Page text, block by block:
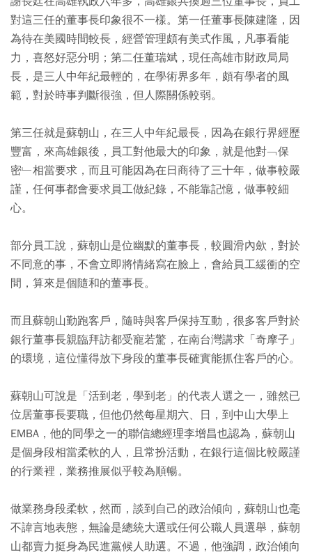
對這三任的董事長印象很不一樣。第一任董事長陳建隆，因
為待在美國時間較長，經營管理頗有美式作風，凡事看能
力，喜怒好惡分明；第二任董瑞斌，現任高雄市財政局局
長，是三人中年紀最輕的，在學術界多年，頗有學者的風
範，對於時事判斷很強，但人際關係較弱。
第三任就是蘇朝山，在三人中年紀最長，因為在銀行界經歷
豐富，來高雄銀後，員工對他最大的印象，就是他對﹁保
密﹂相當要求，而且可能因為在日商待了三十年，做事較嚴
謹，任何事都會要求員工做紀錄，不能靠記憶，做事較細
心。
部分員工說，蘇朝山是位幽默的董事長，較圓滑內歛，對於
不同意的事，不會立即將情緒寫在臉上，會給員工緩衝的空
間，算來是個隨和的董事長。
而且蘇朝山勤跑客戶，隨時與客戶保持互動，很多客戶對於
銀行董事長親臨拜訪都受寵若驚，在南台灣講求「奇摩子」
的環境，這位懂得放下身段的董事長確實能抓住客戶的心。
蘇朝山可說是「活到老，學到老」的代表人選之一，雖然已
位居董事長要職，但他仍然每星期六、日，到中山大學上
EMBA，他的同學之一的聯信總經理李增昌也認為，蘇朝山
是個身段相當柔軟的人，且常扮活動，在銀行這個比較嚴謹
的行業裡，業務推展似乎較為順暢。
做業務身段柔軟，然而，談到自己的政治傾向，蘇朝山也毫
不諱言地表態，無論是總統大選或任何公職人員選舉，蘇朝
山都賣力挺身為民進黨候人助選。不過，他強調，政治傾向